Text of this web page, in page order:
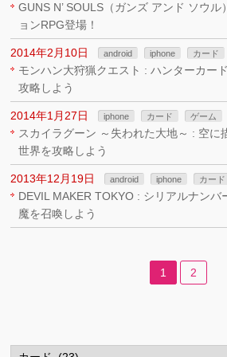
GUNS N’ SOULS（ガンズ アンド ソウ
ョンRPG登場！
2014年2月10日 android iphone カード
モンハン大狩猟クエスト : ハンターカー
攻略しよう
2014年1月27日 iphone カード ゲーム
スカイラグーン ～失われた大地～ : 空に
世界を攻略しよう
2013年12月19日 android iphone カード
DEVIL MAKER TOKYO : シリアルナンバ
魔を召喚しよう
1 2
カ